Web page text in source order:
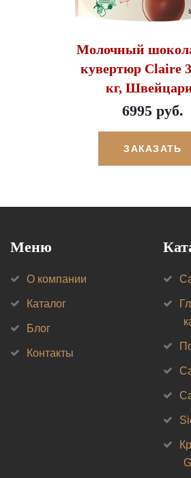
Молочный
кувертюр Claire
кг,
6995 руб.
ЗАКАЗАТЬ
Меню
О компании
Каталог
Блог
Контакты